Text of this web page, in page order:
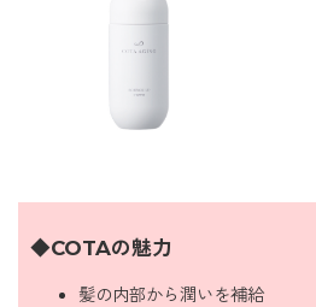
◆COTAの魅力
髪の内部から潤いを補給